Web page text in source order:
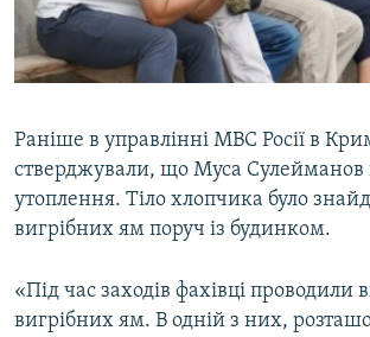
Раніше в управлінні МВС Росії в
стверджували, що Муса Сулейманов
утоплення. Тіло хлопчика було
вигрібних ям поруч із будинком.
«Під час заходів фахівці проводили
вигрібних ям. В одній з них,